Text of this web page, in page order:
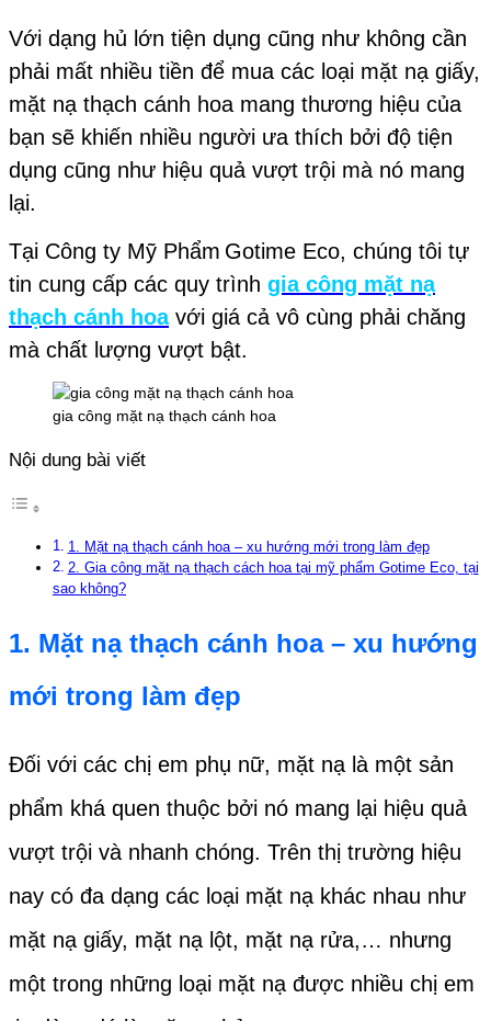
Với dạng hủ lớn tiện dụng cũng như không cần
phải mất nhiều tiền để mua các loại mặt nạ giấy,
mặt nạ thạch cánh hoa mang thương hiệu của
bạn sẽ khiến nhiều người ưa thích bởi độ tiện
dụng cũng như hiệu quả vượt trội mà nó mang
lại.
Tại Công ty Mỹ Phẩm Gotime Eco, chúng tôi tự
tin cung cấp các quy trình gia công mặt nạ
thạch cánh hoavới giá cả vô cùng phải chăng
mà chất lượng vượt bật.
gia công mặt nạ thạch cánh hoa
Nội dung bài viết
1. Mặt nạ thạch cánh hoa – xu hướng mới trong làm đẹp
2. Gia công mặt nạ thạch cách hoa tại mỹ phẩm Gotime Eco, tại
sao không?
1. Mặt nạ thạch cánh hoa– xu hướng
mới trong làm đẹp
Đối với các chị em phụ nữ, mặt nạ là một sản
phẩm khá quen thuộc bởi nó mang lại hiệu quả
vượt trội và nhanh chóng. Trên thị trường hiệu
nay có đa dạng các loại mặt nạ khác nhau như
mặt nạ giấy, mặt nạ lột, mặt nạ rửa,… nhưng
một trong những loại mặt nạ được nhiều chị em